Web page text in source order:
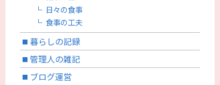
日々の食事
食事の工夫
暮らしの記録
管理人の雑記
ブログ運営